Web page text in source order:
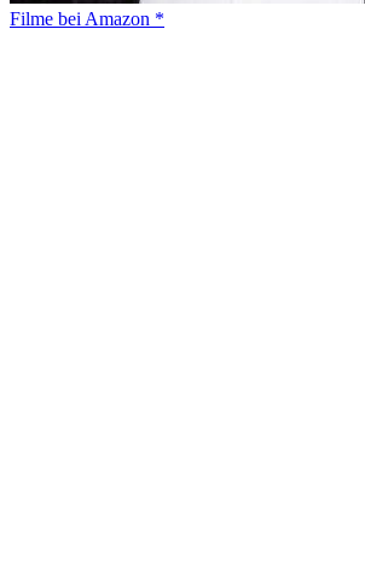
Filme bei Amazon *